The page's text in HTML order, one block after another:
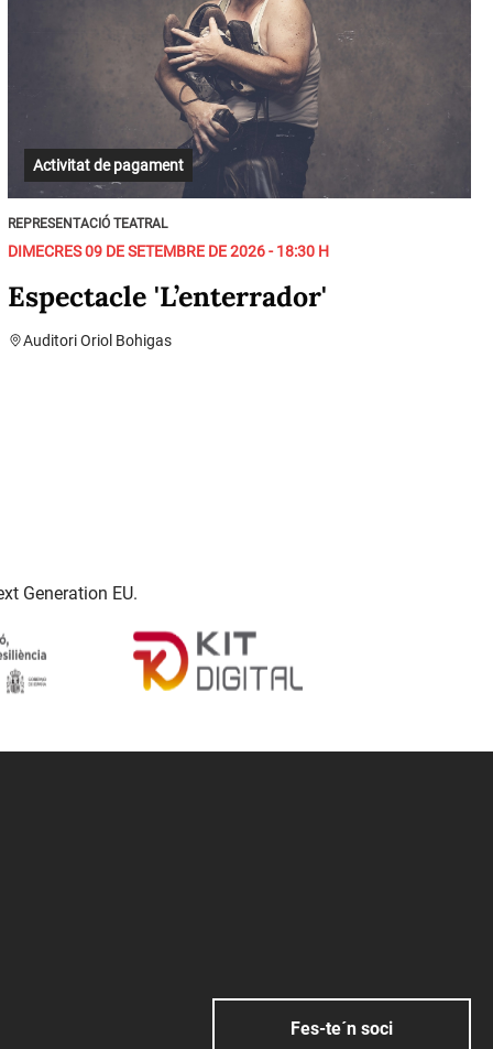
Activitat de pagament
REPRESENTACIÓ TEATRAL
DIMECRES 09 DE SETEMBRE DE 2026 - 18:30 H
Espectacle 'L’enterrador'
Auditori Oriol Bohigas
Generation EU.
Fes-te´n soci